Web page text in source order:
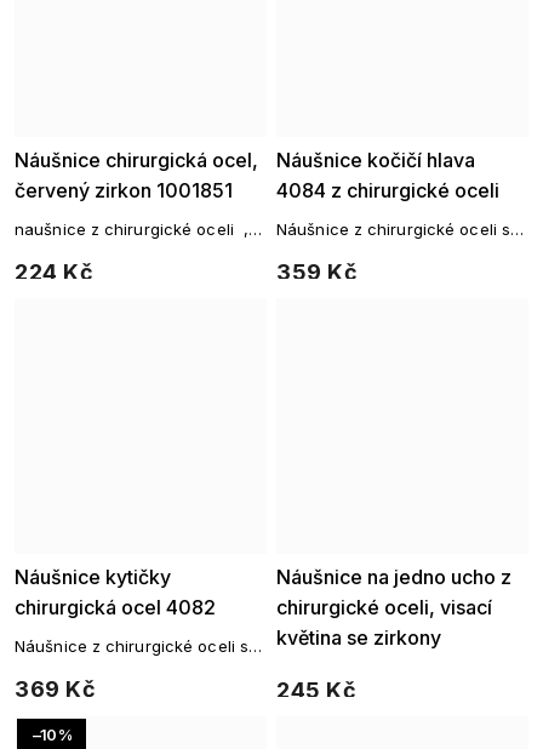
Náušnice chirurgická ocel,
červený zirkon 1001851
224 Kč
naušnice z chirurgické oceli ,
alergiky , typ naušnice kroužek
Náušnice kočičí hlava
4084 z chirurgické oceli
359 Kč
Náušnice z chirurgické oceli s
Náušnice kytičky
chirurgická ocel 4082
369 Kč
Náušnice z chirurgické oceli s
Náušnice na jedno ucho z
chirurgické oceli, visací
květina se zirkony
245 Kč
Akce
–10 %